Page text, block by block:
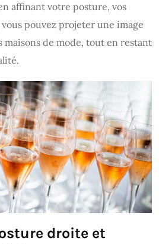
affinant votre posture, vos
pouvez projeter une image
maisons de mode, tout en restant
droite et